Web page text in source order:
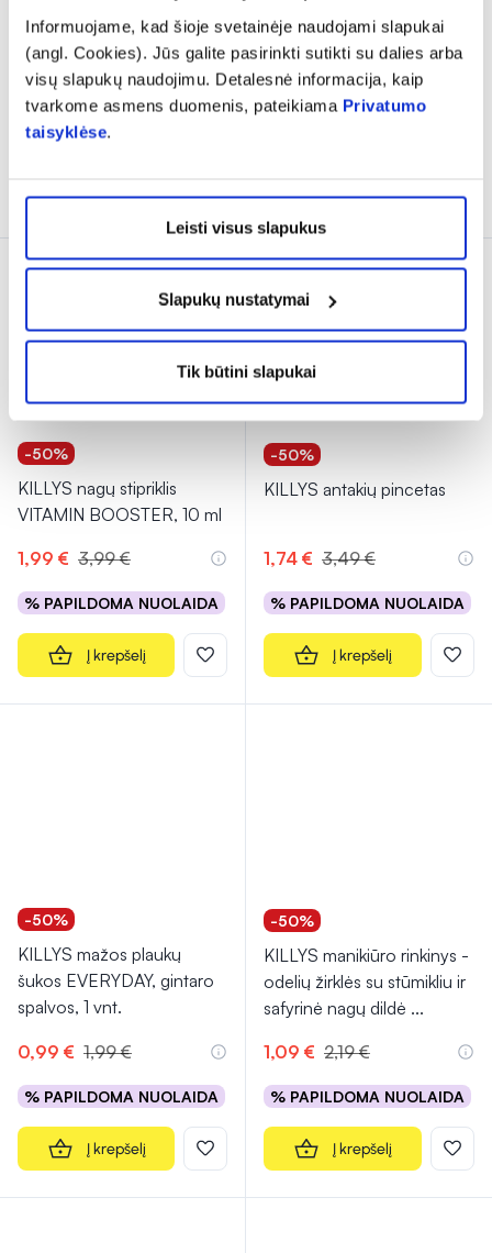
Informuojame, kad šioje svetainėje naudojami slapukai
(angl. Cookies). Jūs galite pasirinkti sutikti su dalies arba
visų slapukų naudojimu. Detalesnė informacija, kaip
tvarkome asmens duomenis, pateikiama Privatumo
taisyklėse.
Leisti visus slapukus
Slapukų nustatymai
Tik būtini slapukai
stambiagrūdė 320/240...
Įvertinimas 5.0 iš 5
(1)
1,74 € 3,49 €
% PAPILDOMA NUOLAIDA
1,99 € 3,99 €
-50%
KILLYS nagų stipriklis
VITAMIN BOOSTER, 10 ml
1,99 € 3,99 €
% PAPILDOMA NUOLAIDA
Į krepšelį
-50%
KILLYS antakių pincetas
1,74 € 3,49 €
% PAPILDOMA NUOLAIDA
Į krepšelį
-50%
KILLYS mažos plaukų
šukos EVERYDAY, gintaro
spalvos, 1 vnt.
0,99 € 1,99 €
% PAPILDOMA NUOLAIDA
Į krepšelį
-50%
KILLYS manikiūro rinkinys -
odelių žirklės su stūmikliu ir
safyrinė nagų dildė ...
1,09 € 2,19 €
% PAPILDOMA NUOLAIDA
Į krepšelį